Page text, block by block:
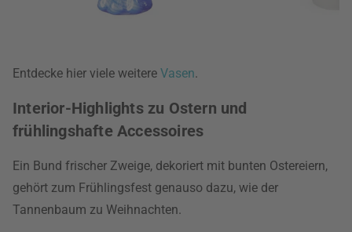
Entdecke hier viele weitere Vasen.
Interior-Highlights zu Ostern und
frühlingshafte Accessoires
Ein Bund frischer Zweige, dekoriert mit bunten Ostereiern,
gehört zum Frühlingsfest genauso dazu, wie der
Tannenbaum zu Weihnachten.